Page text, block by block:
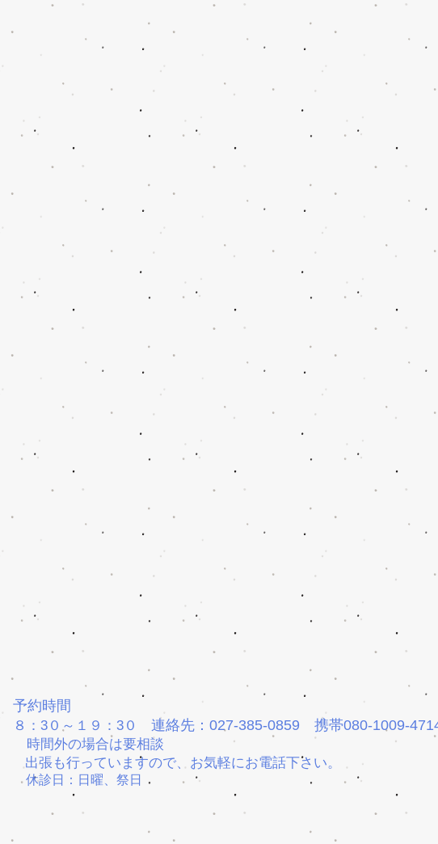
予約時間
８：3０～１９：3０ 連絡先：027-385-0859 携帯080-1009-4714
時間外の場合は要相談
出張も行っていますので、お気軽にお電話下さい。
休診日：日曜、祭日